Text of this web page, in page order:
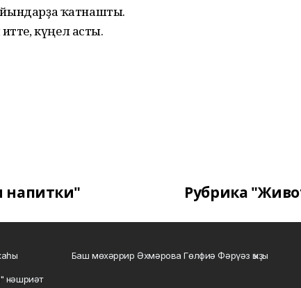
ҡатнашты.
күңел асты.
напитки" Рубрика
нәшриәт
Баш мөхәррир Әхмәрова Гөлфиә Фәрүәз ҡыҙы